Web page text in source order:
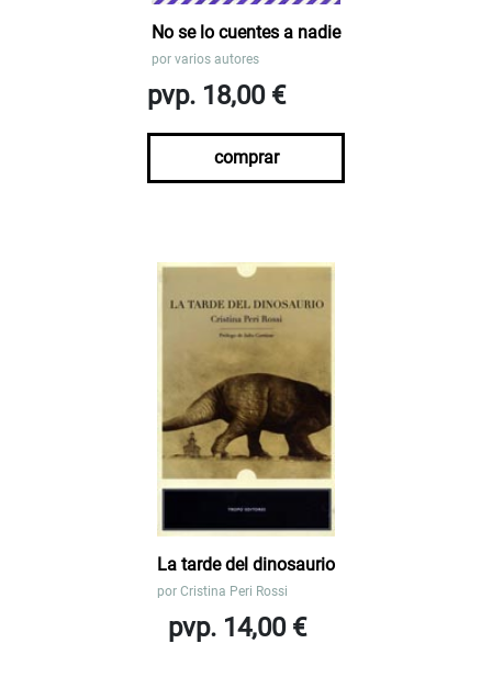
No se lo cuentes a nadie
por varios autores
pvp. 18,00 €
comprar
La tarde del dinosaurio
por Cristina Peri Rossi
pvp. 14,00 €